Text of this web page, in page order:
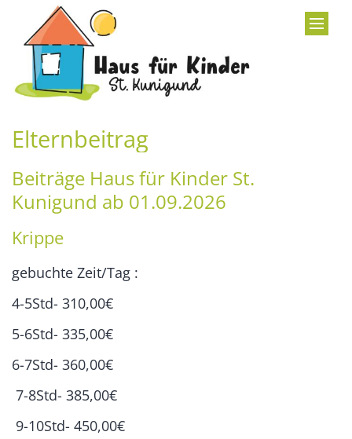
Zum Inhalt springen
Elternbeitrag
Beiträge Haus für Kinder St.
Kunigund ab 01.09.2026
Krippe
gebuchte Zeit/Tag :
4-5Std- 310,00€
5-6Std- 335,00€
6-7Std- 360,00€
7-8Std- 385,00€
9-10Std- 450,00€